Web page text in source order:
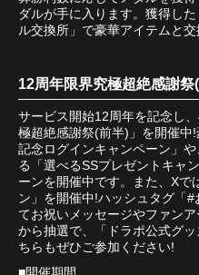
ダルが手に入ります。獲得し
ル交換所」で豪華アイテムと交
12周年限界究極超絶感謝祭
サービス開始12周年を記念し
極超絶感謝祭(前半)」を開催中
記念ログインキャンペーン」
る「選べるSSプレゼントキャ
ーンを開催中です。また、Xで
ン」を開催中!ハッシュタグ「
てお祝いメッセージやファン
から抽選で、「ドラポ公式グ
ちらもぜひご参加ください!